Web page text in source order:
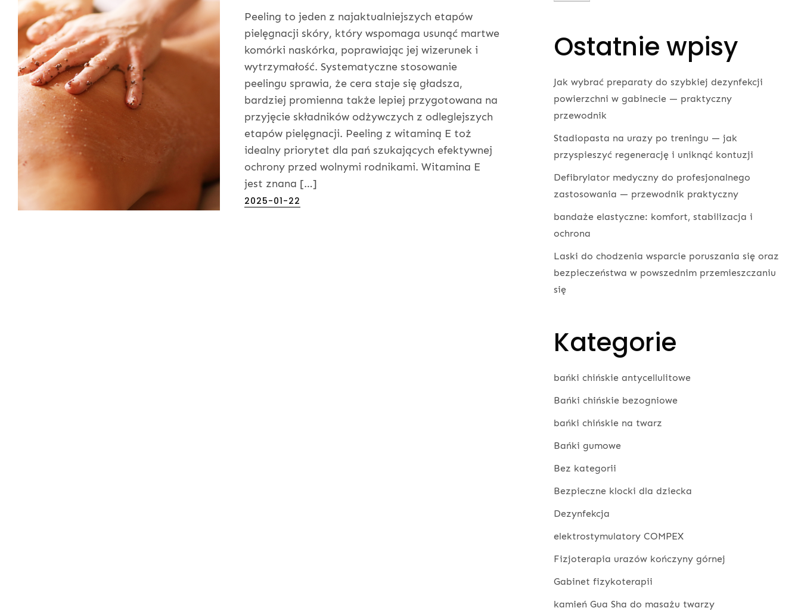
Peeling to jeden z najaktualniejszych etapów
pielęgnacji skóry, który wspomaga usunąć martwe
komórki naskórka, poprawiając jej wizerunek i
wytrzymałość. Systematyczne stosowanie
peelingu sprawia, że cera staje się gładsza,
bardziej promienna także lepiej przygotowana na
przyjęcie składników odżywczych z odleglejszych
etapów pielęgnacji. Peeling z witaminą E toż
idealny priorytet dla pań szukających efektywnej
ochrony przed wolnymi rodnikami. Witamina E
jest znana […]
Posted
2025-01-22
Ostatnie wpisy
Jak wybrać preparaty do szybkiej dezynfekcji
powierzchni w gabinecie — praktyczny
przewodnik
Stadiopasta na urazy po treningu — jak
przyspieszyć regenerację i uniknąć kontuzji
Defibrylator medyczny do profesjonalnego
zastosowania — przewodnik praktyczny
bandaże elastyczne: komfort, stabilizacja i
ochrona
Laski do chodzenia wsparcie poruszania się oraz
bezpieczeństwa w powszednim przemieszczaniu
się
Kategorie
bańki chińskie antycellulitowe
Bańki chińskie bezogniowe
bańki chińskie na twarz
Bańki gumowe
Bez kategorii
Bezpieczne klocki dla dziecka
Dezynfekcja
elektrostymulatory COMPEX
Fizjoterapia urazów kończyny górnej
Gabinet fizykoterapii
kamień Gua Sha do masażu twarzy